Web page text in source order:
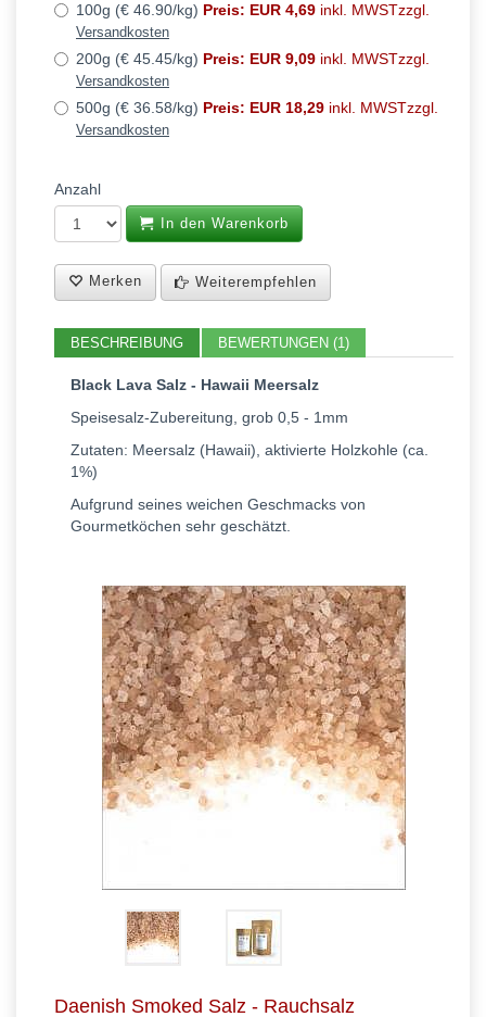
100g (€ 46.90/kg) Preis: EUR 4,69 inkl. MWSTzzgl.
Versandkosten
200g (€ 45.45/kg) Preis: EUR 9,09 inkl. MWSTzzgl.
Versandkosten
500g (€ 36.58/kg) Preis: EUR 18,29 inkl. MWSTzzgl.
Versandkosten
Anzahl
In den Warenkorb
Merken Weiterempfehlen
BESCHREIBUNG BEWERTUNGEN (1)
Black Lava Salz - Hawaii Meersalz
Speisesalz-Zubereitung, grob 0,5 - 1mm
Zutaten: Meersalz (Hawaii), aktivierte Holzkohle (ca.
1%)
Aufgrund seines weichen Geschmacks von
Gourmetköchen sehr geschätzt.
Daenish Smoked Salz - Rauchsalz